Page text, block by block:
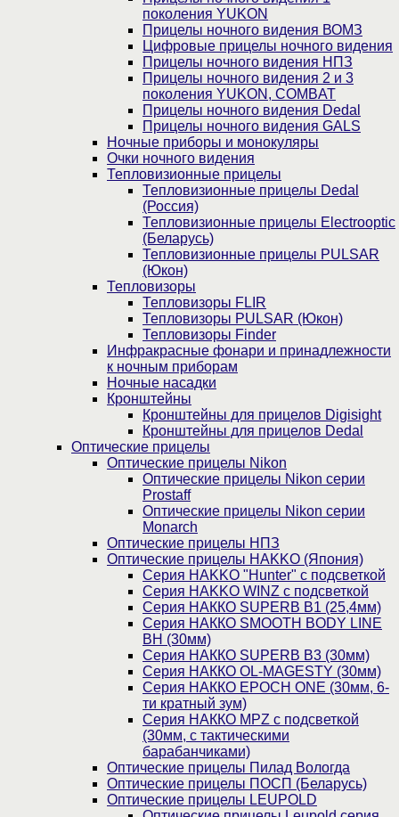
поколения YUKON
Прицелы ночного видения ВОМЗ
Цифровые прицелы ночного видения
Прицелы ночного видения НПЗ
Прицелы ночного видения 2 и 3
поколения YUKON, COMBAT
Прицелы ночного видения Dedal
Прицелы ночного видения GALS
Ночные приборы и монокуляры
Очки ночного видения
Тепловизионные прицелы
Тепловизионные прицелы Dedal
(Россия)
Тепловизионные прицелы Electrooptic
(Беларусь)
Тепловизионные прицелы PULSAR
(Юкон)
Тепловизоры
Тепловизоры FLIR
Тепловизоры PULSAR (Юкон)
Тепловизоры Finder
Инфракрасные фонари и принадлежности
к ночным приборам
Ночные насадки
Кронштейны
Кронштейны для прицелов Digisight
Кронштейны для прицелов Dedal
Оптические прицелы
Оптические прицелы Nikon
Оптические прицелы Nikon серии
Prostaff
Оптические прицелы Nikon серии
Monarch
Оптические прицелы НПЗ
Оптические прицелы HAKKO (Япония)
Cерия HAKKO "Hunter" с подсветкой
Серия НAKKO WINZ с подсветкой
Серия НАККО SUPERB B1 (25,4мм)
Серия НАККО SMOOTH BODY LINE
BH (30мм)
Серия НАККО SUPERB B3 (30мм)
Серия НАККО OL-MAGESTY (30мм)
Серия НАККО EPOCH ONE (30мм, 6-
ти кратный зум)
Серия НАККО MPZ с подсветкой
(30мм, c тактическими
барабанчиками)
Оптические прицелы Пилад Вологда
Оптические прицелы ПОСП (Беларусь)
Оптические прицелы LEUPOLD